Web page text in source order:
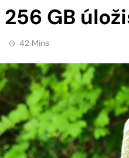
GB
42 Mins